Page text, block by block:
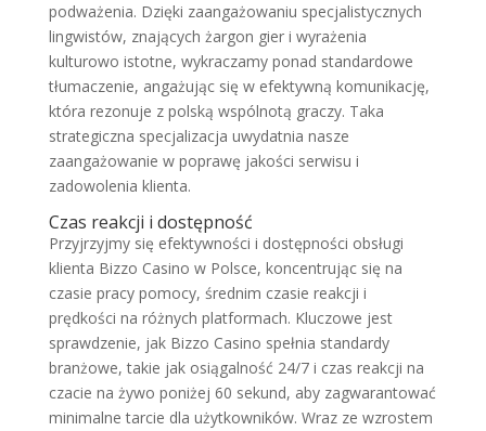
podważenia. Dzięki zaangażowaniu specjalistycznych
lingwistów, znających żargon gier i wyrażenia
kulturowo istotne, wykraczamy ponad standardowe
tłumaczenie, angażując się w efektywną komunikację,
która rezonuje z polską wspólnotą graczy. Taka
strategiczna specjalizacja uwydatnia nasze
zaangażowanie w poprawę jakości serwisu i
zadowolenia klienta.
Czas reakcji i dostępność
Przyjrzyjmy się efektywności i dostępności obsługi
klienta Bizzo Casino w Polsce, koncentrując się na
czasie pracy pomocy, średnim czasie reakcji i
prędkości na różnych platformach. Kluczowe jest
sprawdzenie, jak Bizzo Casino spełnia standardy
branżowe, takie jak osiągalność 24/7 i czas reakcji na
czacie na żywo poniżej 60 sekund, aby zagwarantować
minimalne tarcie dla użytkowników. Wraz ze wzrostem